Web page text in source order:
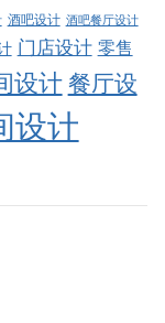
酒吧设计 酒吧餐厅设计
门店设计 零售
设计 餐厅设
设计